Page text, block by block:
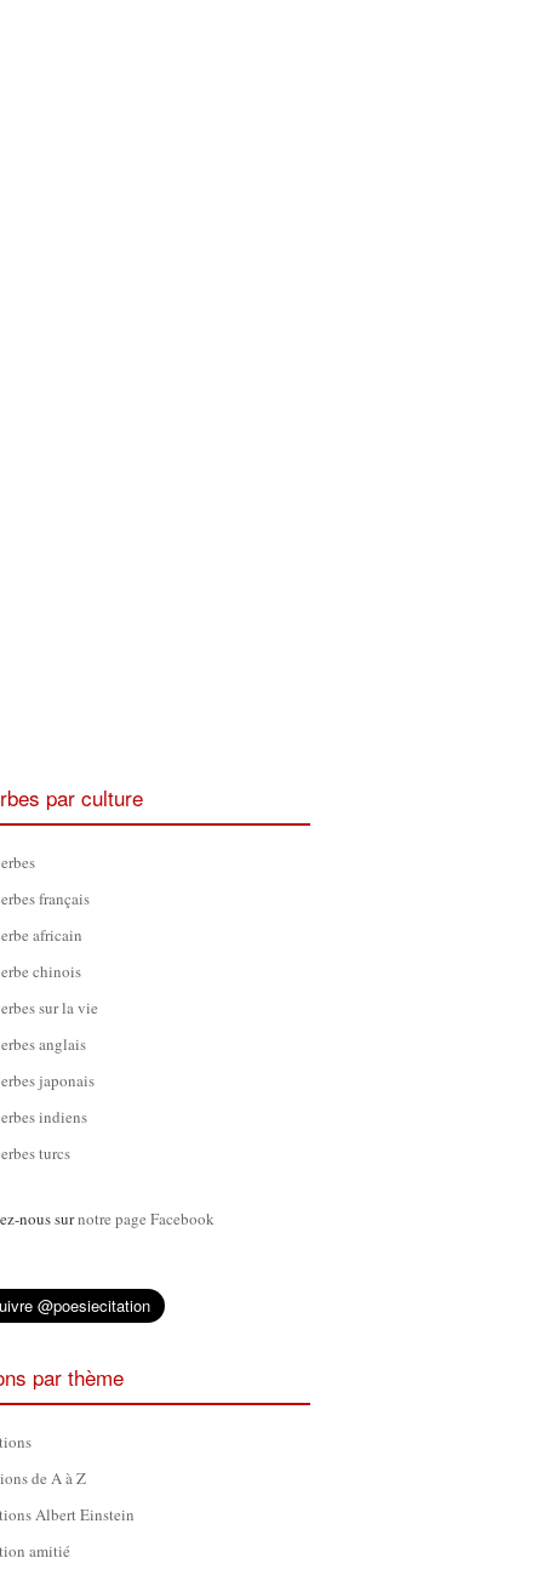
par culture
français
africain
chinois
sur la vie
anglais
japonais
indiens
turcs
nous surnotre page Facebook
par thème
de A à Z
Albert Einstein
amitié